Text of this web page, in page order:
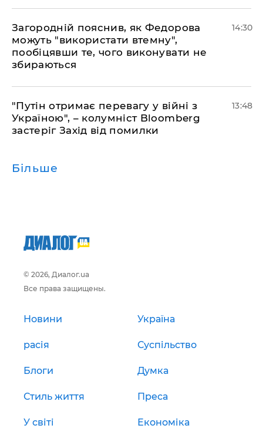
Загородній пояснив, як Федорова
можуть "використати втемну",
пообіцявши те, чого виконувати не
збираються
14:30
"Путін отримає перевагу у війні з
Україною", – колумніст Bloomberg
застеріг Захід від помилки
13:48
Більше
© 2026, Диалог.ua
Все права защищены.
Новини Україна
расія Суспільство
Блоги Думка
Стиль життя Преса
У світі Економіка